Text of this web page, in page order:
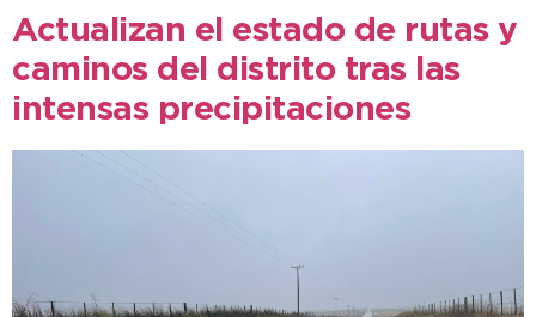
Actualizan el estado de rutas y
caminos del distrito tras las
intensas precipitaciones